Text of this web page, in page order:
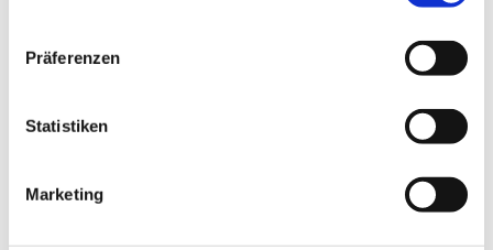
Präferenzen
Statistiken
Marketing